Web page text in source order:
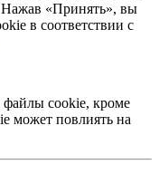
Нажав «Принять», вы
в соответствии с
файлы cookie, кроме
может повлиять на